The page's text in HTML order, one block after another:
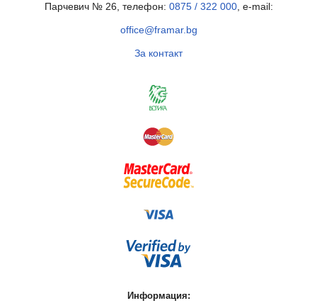
Парчевич № 26, телефон: 0875 / 322 000, e-mail:
office@framar.bg
За контакт
Информация: